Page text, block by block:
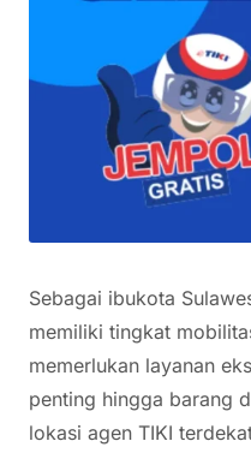
Sebagai ibukota
memiliki tingkat
memerlukan layanan
penting hingga barang
lokasi agen TIKI